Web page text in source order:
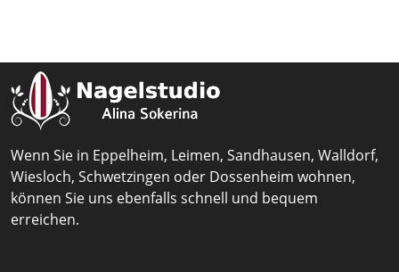
Wenn Sie in Eppelheim, Leimen, Sandhausen, Walldorf,
Wiesloch, Schwetzingen oder Dossenheim wohnen,
können Sie uns ebenfalls schnell und bequem
erreichen.